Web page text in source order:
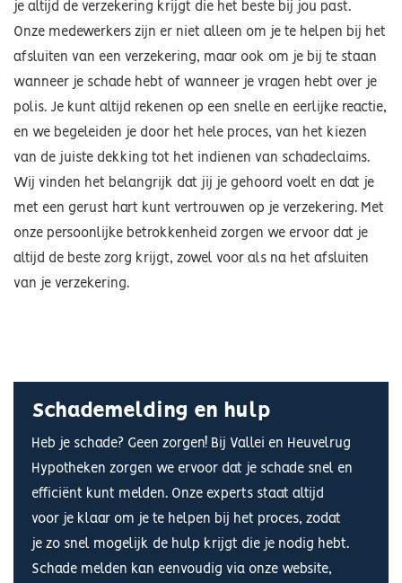
je altijd de verzekering krijgt die het beste bij jou past.
Onze medewerkers zijn er niet alleen om je te helpen bij het
afsluiten van een verzekering, maar ook om je bij te staan
wanneer je schade hebt of wanneer je vragen hebt over je
polis. Je kunt altijd rekenen op een snelle en eerlijke reactie,
en we begeleiden je door het hele proces, van het kiezen
van de juiste dekking tot het indienen van schadeclaims.
Wij vinden het belangrijk dat jij je gehoord voelt en dat je
met een gerust hart kunt vertrouwen op je verzekering. Met
onze persoonlijke betrokkenheid zorgen we ervoor dat je
altijd de beste zorg krijgt, zowel voor als na het afsluiten
van je verzekering.
Schademelding en hulp
Heb je schade? Geen zorgen! Bij Vallei en Heuvelrug
Hypotheken zorgen we ervoor dat je schade snel en
efficiënt kunt melden. Onze experts staat altijd
voor je klaar om je te helpen bij het proces, zodat
je zo snel mogelijk de hulp krijgt die je nodig hebt.
Schade melden kan eenvoudig via onze website,